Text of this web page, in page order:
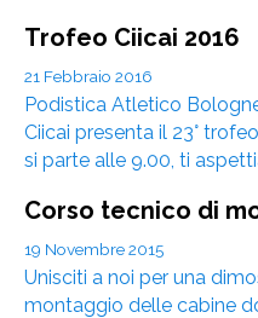
Trofeo Ciicai 2016
21 Febbraio 2016
Podistica Atletico
Ciicai presenta il 23°
si parte alle 9.00, ti
Corso tecnico di
19 Novembre 2015
Unisciti a noi per una
montaggio delle cabine